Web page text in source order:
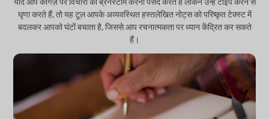
यदि आप कागज़ पर विचारों का ब्रेनस्टॉर्म करना पसंद करते हैं लेकिन उन्हें टाइप करने से
घृणा करते हैं, तो यह टूल आपके अव्यवस्थित हस्तलेखित नोट्स को परिष्कृत टेक्स्ट में
बदलकर आपको घंटों बचाता है, जिससे आप रचनात्मकता पर ध्यान केंद्रित कर सकते
हैं।